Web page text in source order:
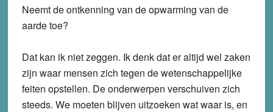
Neemt de ontkenning van de opwarming van de
aarde toe?
Dat kan ik niet zeggen. Ik denk dat er altijd wel zaken
zijn waar mensen zich tegen de wetenschappelijke
feiten opstellen. De onderwerpen verschuiven zich
steeds. We moeten blijven uitzoeken wat waar is, en